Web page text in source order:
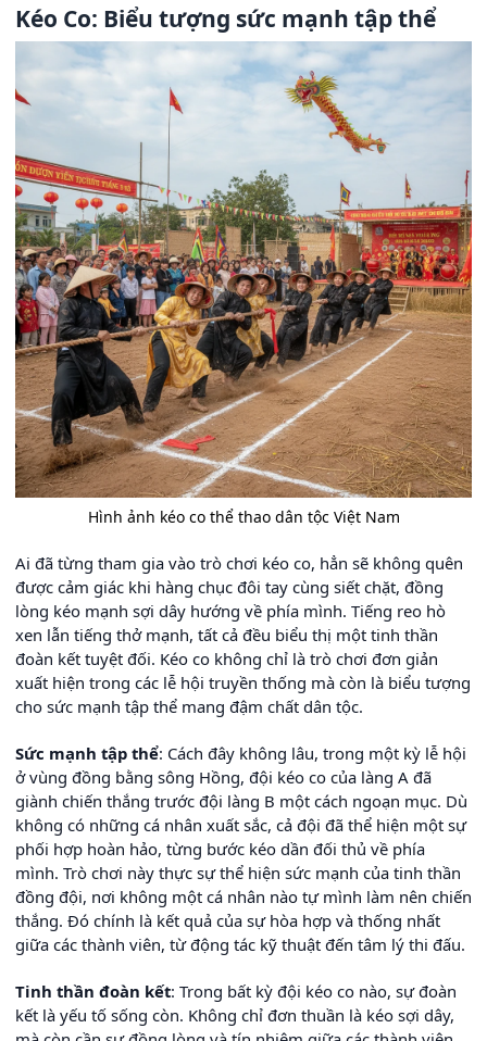
Kéo Co: Biểu tượng sức mạnh tập thể
Hình ảnh kéo co thể thao dân tộc Việt Nam
Ai đã từng tham gia vào trò chơi kéo co, hẳn sẽ không quên
được cảm giác khi hàng chục đôi tay cùng siết chặt, đồng
lòng kéo mạnh sợi dây hướng về phía mình. Tiếng reo hò
xen lẫn tiếng thở mạnh, tất cả đều biểu thị một tinh thần
đoàn kết tuyệt đối. Kéo co không chỉ là trò chơi đơn giản
xuất hiện trong các lễ hội truyền thống mà còn là biểu tượng
cho sức mạnh tập thể mang đậm chất dân tộc.
Sức mạnh tập thể: Cách đây không lâu, trong một kỳ lễ hội
ở vùng đồng bằng sông Hồng, đội kéo co của làng A đã
giành chiến thắng trước đội làng B một cách ngoạn mục. Dù
không có những cá nhân xuất sắc, cả đội đã thể hiện một sự
phối hợp hoàn hảo, từng bước kéo dần đối thủ về phía
mình. Trò chơi này thực sự thể hiện sức mạnh của tinh thần
đồng đội, nơi không một cá nhân nào tự mình làm nên chiến
thắng. Đó chính là kết quả của sự hòa hợp và thống nhất
giữa các thành viên, từ động tác kỹ thuật đến tâm lý thi đấu.
Tinh thần đoàn kết: Trong bất kỳ đội kéo co nào, sự đoàn
kết là yếu tố sống còn. Không chỉ đơn thuần là kéo sợi dây,